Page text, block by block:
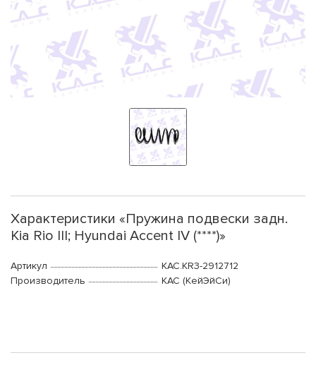
Характеристики «Пружина подвески задн.
Kia Rio III; Hyundai Accent IV (****)»
Артикул
KAC.KR3-2912712
Производитель
КАС (КейЭйСи)